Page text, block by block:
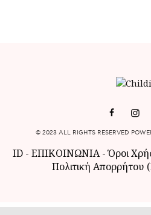
© 2023 ALL RIGHTS RESERVED
ID- ΕΠΙΚΟΙΝΩΝΙΑ-Όροι
Πολιτική